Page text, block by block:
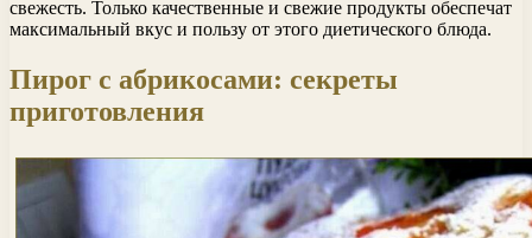
свежесть. Только качественные и свежие продукты обеспечат
максимальный вкус и пользу от этого диетического блюда.
Пирог с абрикосами: секреты
приготовления